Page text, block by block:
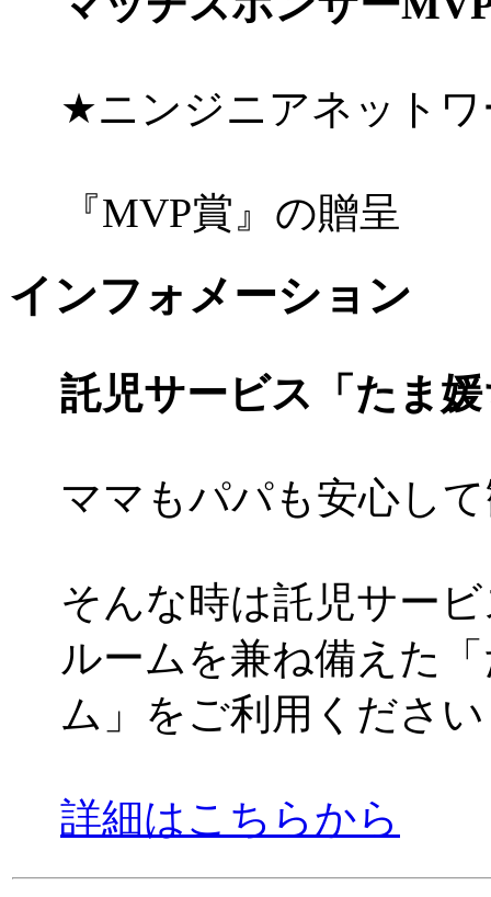
★ニンジニアネットワ
『MVP賞』の贈呈
インフォメーション
託児サービス「たま
ママもパパも安心し
そんな時は託児サー
ルームを兼ね備えた
ム」をご利用くださ
詳細はこちらから